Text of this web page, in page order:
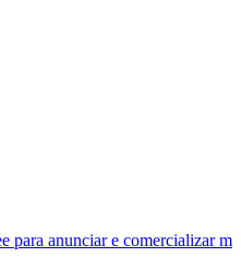
comercializar medicamentos